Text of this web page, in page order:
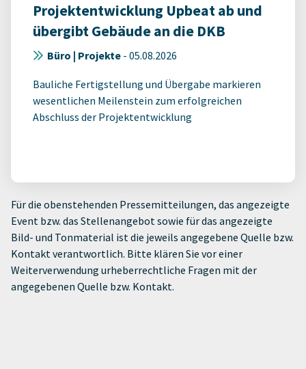
Projektentwicklung Upbeat ab und
übergibt Gebäude an die DKB
Büro | Projekte - 05.08.2026
Bauliche Fertigstellung und Übergabe markieren
wesentlichen Meilenstein zum erfolgreichen
Abschluss der Projektentwicklung
Für die obenstehenden Pressemitteilungen, das angezeigte
Event bzw. das Stellenangebot sowie für das angezeigte
Bild- und Tonmaterial ist die jeweils angegebene Quelle bzw.
Kontakt verantwortlich. Bitte klären Sie vor einer
Weiterverwendung urheberrechtliche Fragen mit der
angegebenen Quelle bzw. Kontakt.